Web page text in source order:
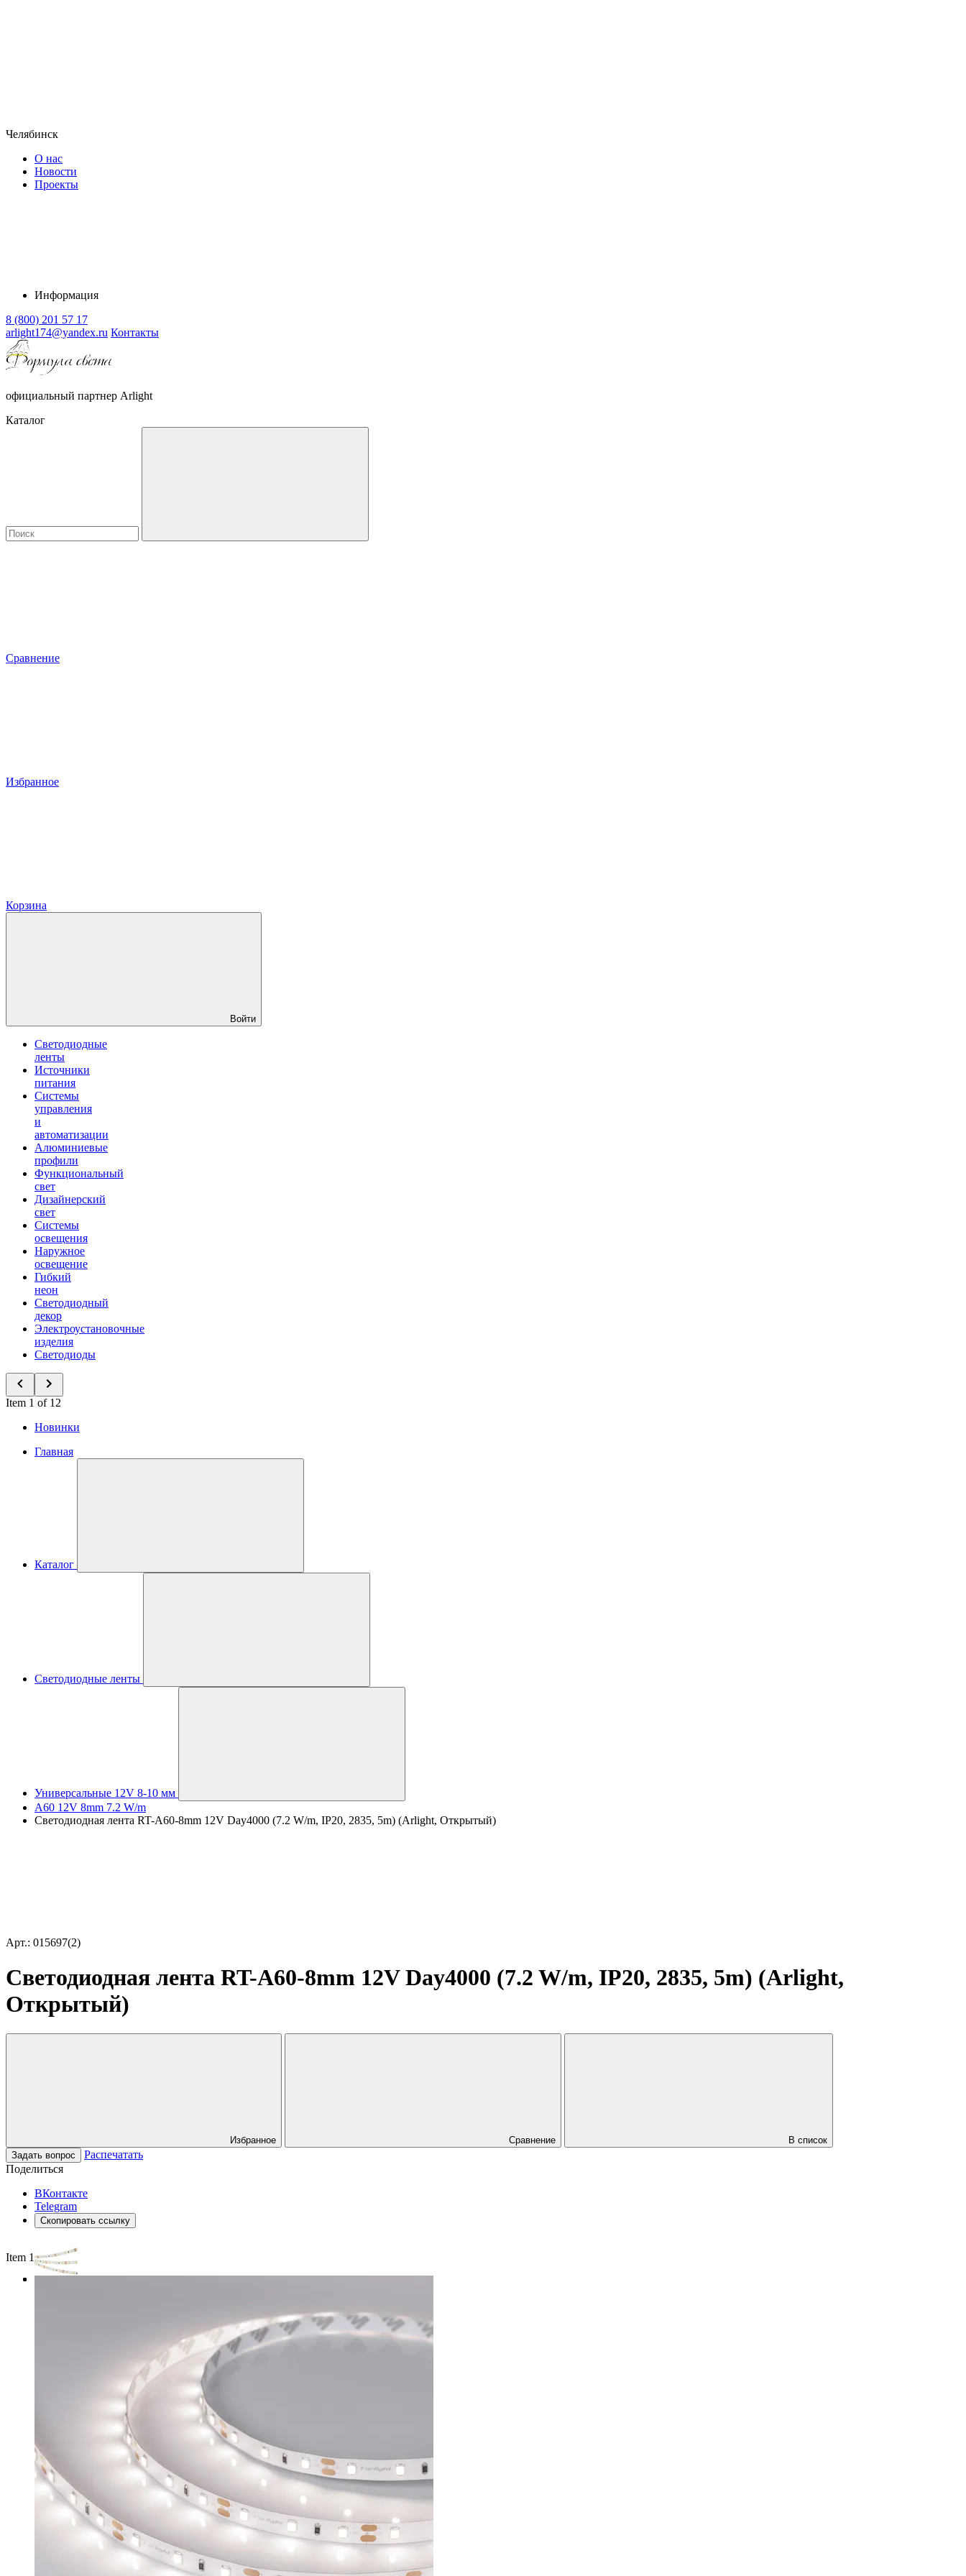
Челябинск
О нас
Новости
Проекты
Информация
8 (800) 201 57 17
arlight174@yandex.ru Контакты
официальный партнер Arlight
Каталог
Сравнение
Избранное
Корзина
Войти
Светодиодные
ленты
Источники
питания
Системы
управления
и
автоматизации
Алюминиевые
профили
Функциональный
свет
Дизайнерский
свет
Системы
освещения
Наружное
освещение
Гибкий
неон
Светодиодный
декор
Электроустановочные
изделия
Светодиоды
Item 1 of 12
Новинки
Главная
Каталог
Светодиодные ленты
Универсальные 12V 8-10 мм
A60 12V 8mm 7.2 W/m
Светодиодная лента RT-A60-8mm 12V Day4000 (7.2 W/m, IP20, 2835, 5m) (Arlight, Открытый)
Арт.: 015697(2)
Светодиодная лента RT-A60-8mm 12V Day4000 (7.2 W/m, IP20, 2835, 5m) (Arlight,
Открытый)
Избранное Сравнение
В список
Задать вопрос
Распечатать
Поделиться
ВКонтакте
Telegram
Скопировать ссылку
Item 1 of 3